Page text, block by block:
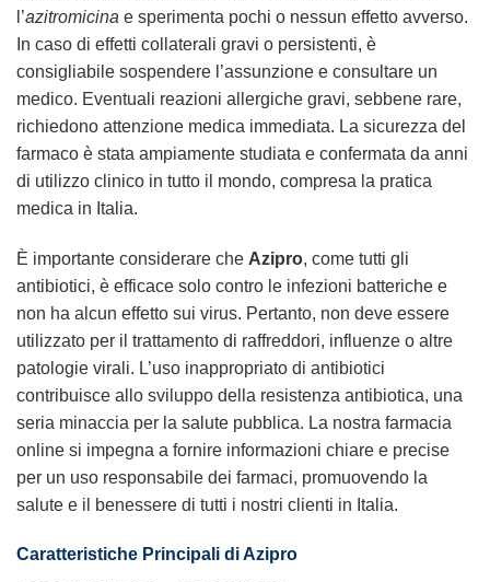
l’azitromicina e sperimenta pochi o nessun effetto avverso.
In caso di effetti collaterali gravi o persistenti, è
consigliabile sospendere l’assunzione e consultare un
medico. Eventuali reazioni allergiche gravi, sebbene rare,
richiedono attenzione medica immediata. La sicurezza del
farmaco è stata ampiamente studiata e confermata da anni
di utilizzo clinico in tutto il mondo, compresa la pratica
medica in Italia.
È importante considerare che Azipro, come tutti gli
antibiotici, è efficace solo contro le infezioni batteriche e
non ha alcun effetto sui virus. Pertanto, non deve essere
utilizzato per il trattamento di raffreddori, influenze o altre
patologie virali. L’uso inappropriato di antibiotici
contribuisce allo sviluppo della resistenza antibiotica, una
seria minaccia per la salute pubblica. La nostra farmacia
online si impegna a fornire informazioni chiare e precise
per un uso responsabile dei farmaci, promuovendo la
salute e il benessere di tutti i nostri clienti in Italia.
Caratteristiche Principali di Azipro